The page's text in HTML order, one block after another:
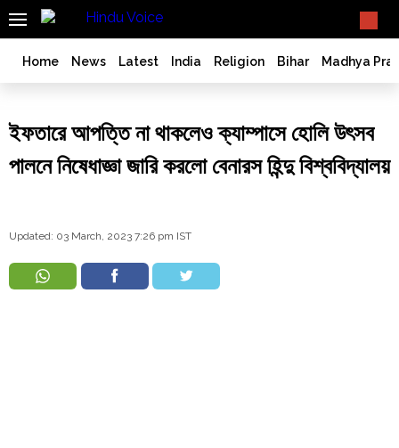
SEARCH
India
Bangladesh
Bengal
History
Love
Opinion
Home News Latest India Religion Bihar Madhya
ইফতারে আপত্তি না থাকলেও ক্যাম্পাসে হোলি উৎসব
পালনে নিষেধাজ্ঞা জারি করলো বেনারস হিন্দু বিশ্ববিদ্যালয়
Updated: 03 March, 2023 7:26 pm IST